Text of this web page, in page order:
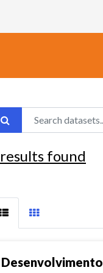
results found